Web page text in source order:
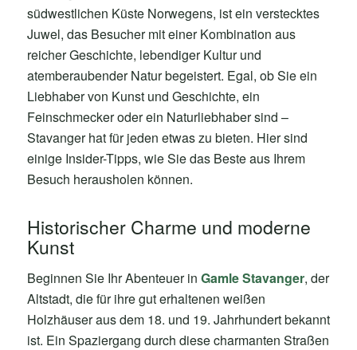
südwestlichen Küste Norwegens, ist ein verstecktes
Juwel, das Besucher mit einer Kombination aus
reicher Geschichte, lebendiger Kultur und
atemberaubender Natur begeistert. Egal, ob Sie ein
Liebhaber von Kunst und Geschichte, ein
Feinschmecker oder ein Naturliebhaber sind –
Stavanger hat für jeden etwas zu bieten. Hier sind
einige Insider-Tipps, wie Sie das Beste aus Ihrem
Besuch herausholen können.
Historischer Charme und moderne
Kunst
Beginnen Sie Ihr Abenteuer in Gamle Stavanger, der
Altstadt, die für ihre gut erhaltenen weißen
Holzhäuser aus dem 18. und 19. Jahrhundert bekannt
ist. Ein Spaziergang durch diese charmanten Straßen